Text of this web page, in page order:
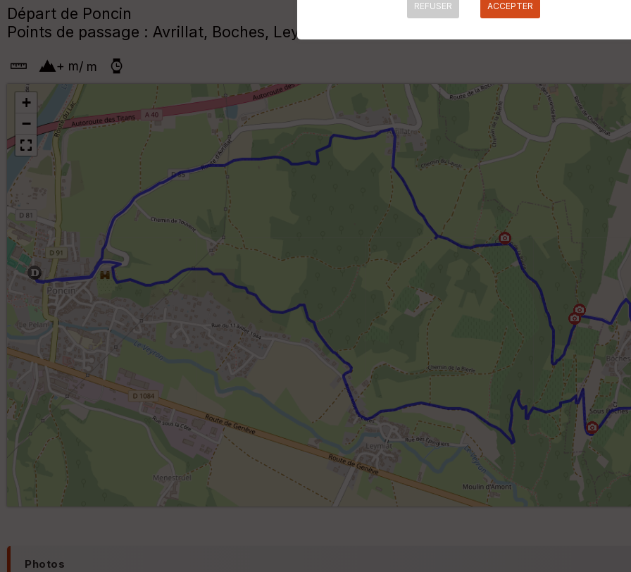
Départ de Poncin
Points de passage : Avrillat, Boches, Leymiat
+ m/ m
+
−
Photos
REFUSER ACCEPTER